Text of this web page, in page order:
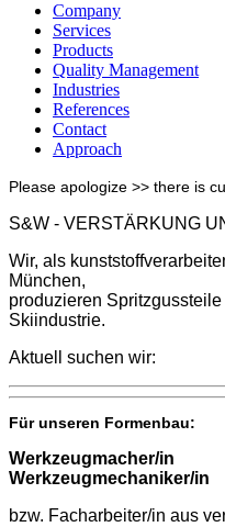
Company
Services
Products
Quality Management
Industries
References
Contact
Approach
Please apologize >> there is
S&W - VERSTÄRKUNG
Wir, als
München,
produzieren
Skiindustrie.
Aktuell suchen wir:
Für unseren Formenbau:
Werkzeugmacher/in
Werkzeugmechaniker/in
bzw. Facharbeiter/in aus